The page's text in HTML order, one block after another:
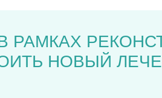
РАМКАХ
НОВЫЙ